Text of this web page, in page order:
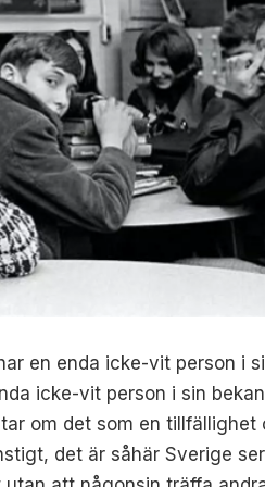
en enda icke-vit person i
icke-vit person i sin
om det som en tillfällighet
det är såhär Sverige